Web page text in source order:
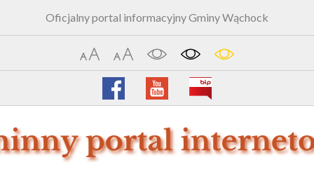
Oficjalny portal informacyjny Gminy Wąchock